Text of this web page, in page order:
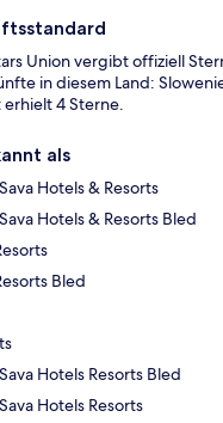
Union vergibt offiziell
in diesem Land:
4 Sterne.
als
Hotels & Resorts
Hotels & Resorts Bled
Bled
Hotels Resorts Bled
Hotels Resorts